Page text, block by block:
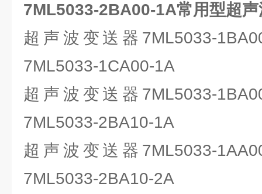
7ML5033-2BA00-1A常用型超
超声波变送器7ML5033-
7ML5033-1CA00-1A
超声波变送器7ML5033-
7ML5033-2BA10-1A
超声波变送器7ML5033-
7ML5033-2BA10-2A